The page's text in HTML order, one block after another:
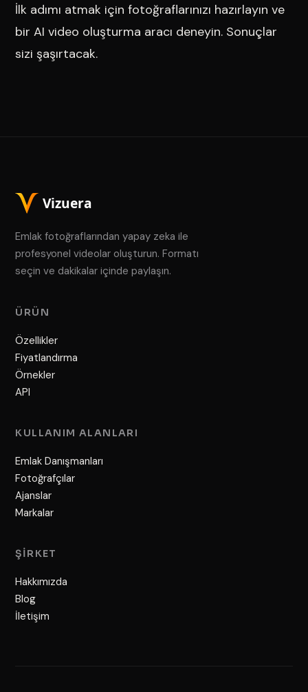
İlk adımı atmak için fotoğraflarınızı hazırlayın ve
bir AI video oluşturma aracı deneyin. Sonuçlar
sizi şaşırtacak.
Emlak fotoğraflarından yapay zeka ile
profesyonel videolar oluşturun. Formatı
seçin ve dakikalar içinde paylaşın.
ÜRÜN
Özellikler
Fiyatlandırma
Örnekler
API
KULLANIM ALANLARI
Emlak Danışmanları
Fotoğrafçılar
Ajanslar
Markalar
ŞIRKET
Hakkımızda
Blog
İletişim